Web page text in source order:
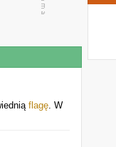
flagę. W